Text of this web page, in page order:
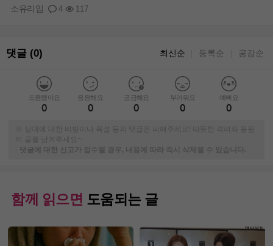
4 117
소유리임
댓글 (0) 최신순 등록순 공감순
도움됐어요
0
응원해요
0
궁금해요
0
부러워요
0
예뻐요
0
※ 상대에 대한 비방이나 욕설 등의 댓글은 피해주세요! 따뜻한 격려와 응원
의 글을 남겨주세요~
-
댓글에 대한 신고가 접수될 경우, 내용에 따라 즉시 삭제될 수 있습니다.
함께 읽으면 도움되는 글